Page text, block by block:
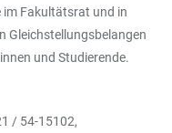
Fakultätsrat und in
Gleichstellungsbelangen
und Studierende.
/ 54-15102,